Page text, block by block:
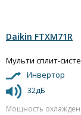
Daikin FTXM71R
Мульти сплит-
Инвертор
32дБ
Мощность